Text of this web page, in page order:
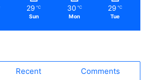
29 ℃
Sun
30 ℃
Mon
29 ℃
Tue
Recent Comments